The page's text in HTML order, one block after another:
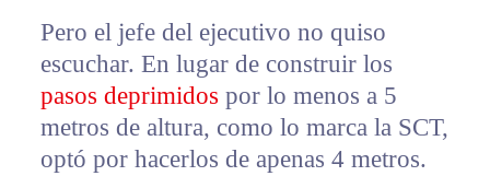
Pero el jefe del ejecutivo no quiso
escuchar. En lugar de construir los
pasos deprimidos por lo menos a 5
metros de altura, como lo marca la SCT,
optó por hacerlos de apenas 4 metros.